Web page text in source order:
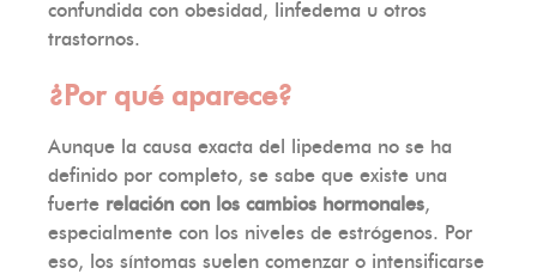
confundida con obesidad, linfedema u otros
trastornos.
¿Por qué aparece?
Aunque la causa exacta del lipedema no se ha
definido por completo, se sabe que existe una
fuerte relación con los cambios hormonales,
especialmente con los niveles de estrógenos. Por
eso, los síntomas suelen comenzar o intensificarse